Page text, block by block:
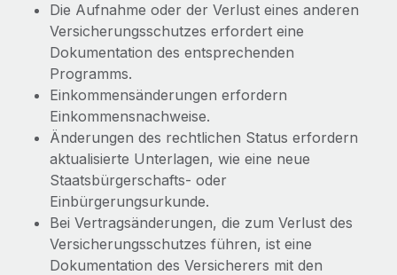
Die Aufnahme oder der Verlust eines anderen
Versicherungsschutzes erfordert eine
Dokumentation des entsprechenden
Programms.
Einkommensänderungen erfordern
Einkommensnachweise.
Änderungen des rechtlichen Status erfordern
aktualisierte Unterlagen, wie eine neue
Staatsbürgerschafts- oder
Einbürgerungsurkunde.
Bei Vertragsänderungen, die zum Verlust des
Versicherungsschutzes führen, ist eine
Dokumentation des Versicherers mit den